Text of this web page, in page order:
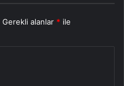
Gerekli alanlar * ile